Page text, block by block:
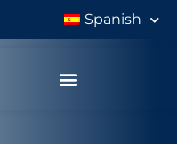
Spanish